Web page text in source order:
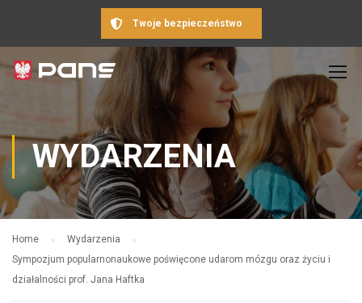
Twoje bezpieczeństwo
WYDARZENIA
Home
Wydarzenia
Sympozjum popularnonaukowe poświęcone udarom mózgu oraz życiu i
działalności prof. Jana Haftka